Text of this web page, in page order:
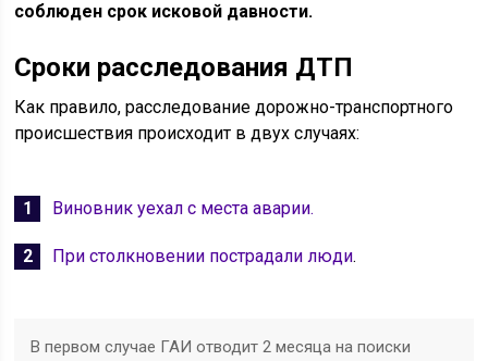
соблюден срок исковой давности.
Сроки расследования ДТП
Как правило, расследование дорожно-транспортного
происшествия происходит в двух случаях:
Виновник уехал с места аварии.
При столкновении пострадали люди.
В первом случае ГАИ отводит 2 месяца на поиски